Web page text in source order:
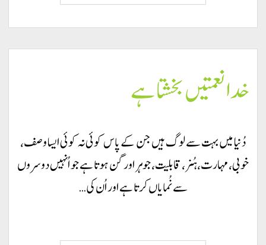
جبر
و
نہیں کرتا
خدا نعمتیں بخشتا ہے
دُنیا میں بہت سے لوگ ہیں جن کے پاس کوئی نہ کوئی ایسا وصف،
خوبی، مہارت، ہُنر، قابلیت، جوہر اور گن ہوتا ہے جو اُنہیں دوسروں
سے نُمایاں کرتا ہے اور اُن کی…